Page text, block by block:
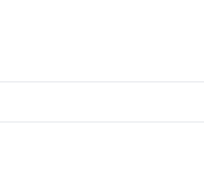
par
Le